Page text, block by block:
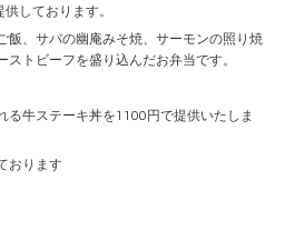
しております。
飯、サバの幽庵みそ焼、サーモンの照り焼
ストビーフを盛り込んだお弁当です。
る牛ステーキ丼を1100円で提供いたしま
おります